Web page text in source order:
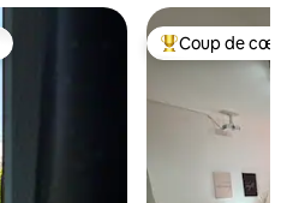
Coups de cœur
Coup de cœur